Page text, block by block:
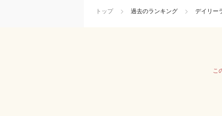
トップ 過去のランキング デイリー
こ